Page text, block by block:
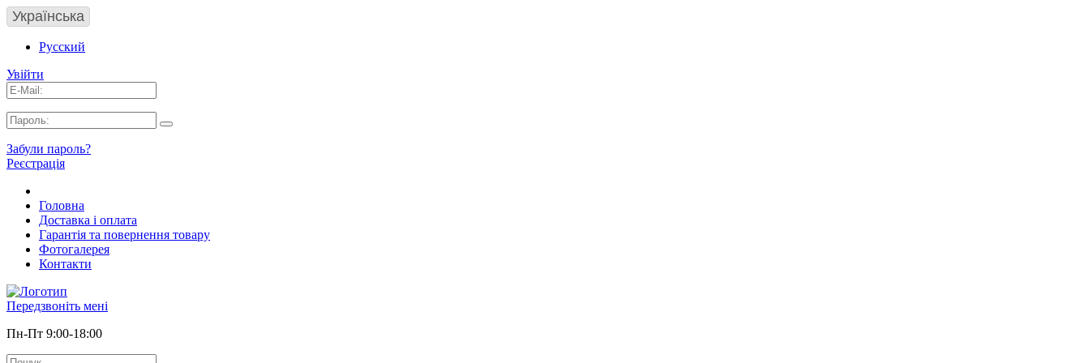
Українська
Русский
Увійти
Забули пароль?
Реєстрація
Головна
Доставка і оплата
Гарантія та повернення товару
Фотогалерея
Контакти
Передзвоніть мені
Пн-Пт 9:00-18:00